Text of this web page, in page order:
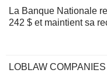
La Banque Nationale
242 $ et maintient sa
LOBLAW